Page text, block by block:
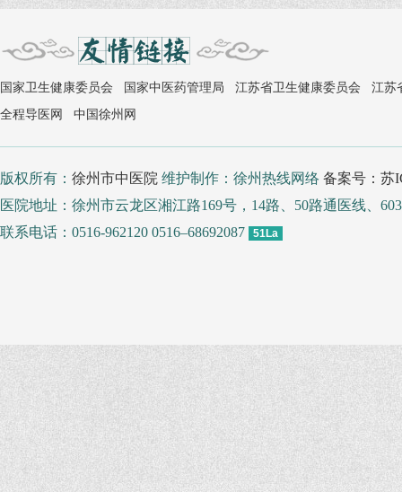
国家卫生健康委员会 国家中医药管理局 江苏省卫生健康委员会
江苏
全程导医网
中国徐州网
版权所有： 徐州市中医院 维护制作：徐州热线网络 备案号：苏
医院地址：徐州市云龙区湘江路169号，14路、50路通医线、
联系电话：0516-962120 0516–68692087
51La